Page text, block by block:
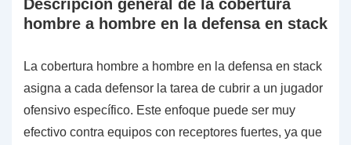
Descripción general de la cobertura
hombre a hombre en la defensa en stack
La cobertura hombre a hombre en la defensa en stack
asigna a cada defensor la tarea de cubrir a un jugador
ofensivo específico. Este enfoque puede ser muy
efectivo contra equipos con receptores fuertes, ya que